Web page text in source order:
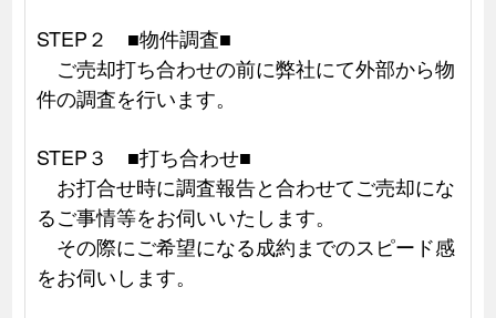
STEP２ ■物件調査■
ご売却打ち合わせの前に弊社にて外部から物
件の調査を行います。
STEP３ ■打ち合わせ■
お打合せ時に調査報告と合わせてご売却にな
るご事情等をお伺いいたします。
その際にご希望になる成約までのスピード感
をお伺いします。